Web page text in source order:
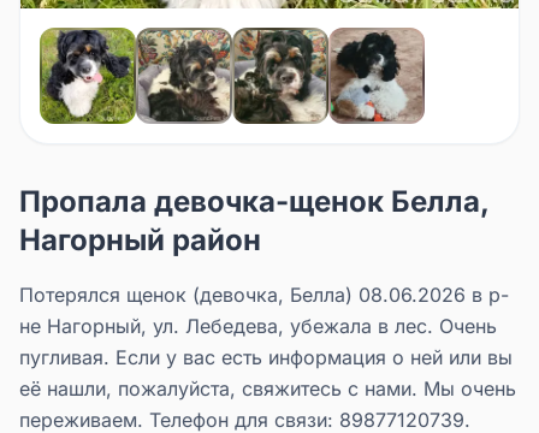
Пропала девочка-щенок Белла,
Нагорный район
Потерялся щенок (девочка, Белла) 08.06.2026 в р-
не Нагорный, ул. Лебедева, убежала в лес. Очень
пугливая. Если у вас есть информация о ней или вы
её нашли, пожалуйста, свяжитесь с нами. Мы очень
переживаем. Телефон для связи: 89877120739.